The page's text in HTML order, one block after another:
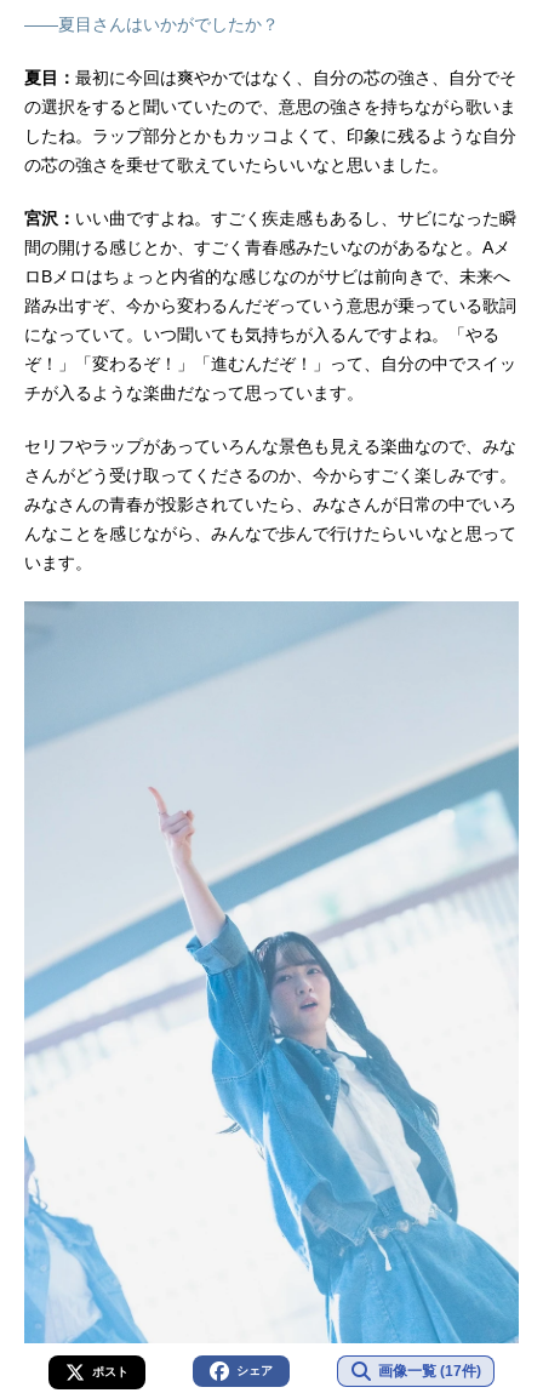
――夏目さんはいかがでしたか？
夏目： 最初に今回は爽やかではなく、自分の芯の強さ、自分でそ
の選択をすると聞いていたので、意思の強さを持ちながら歌いま
したね。ラップ部分とかもカッコよくて、印象に残るような自分
の芯の強さを乗せて歌えていたらいいなと思いました。
宮沢： いい曲ですよね。すごく疾走感もあるし、サビになった瞬
間の開ける感じとか、すごく青春感みたいなのがあるなと。Aメ
ロBメロはちょっと内省的な感じなのがサビは前向きで、未来へ
踏み出すぞ、今から変わるんだぞっていう意思が乗っている歌詞
になっていて。いつ聞いても気持ちが入るんですよね。「やる
ぞ！」「変わるぞ！」「進むんだぞ！」って、自分の中でスイッ
チが入るような楽曲だなって思っています。
セリフやラップがあっていろんな景色も見える楽曲なので、みな
さんがどう受け取ってくださるのか、今からすごく楽しみです。
みなさんの青春が投影されていたら、みなさんが日常の中でいろ
んなことを感じながら、みんなで歩んで行けたらいいなと思って
います。
ポスト シェア 画像一覧 (17件)